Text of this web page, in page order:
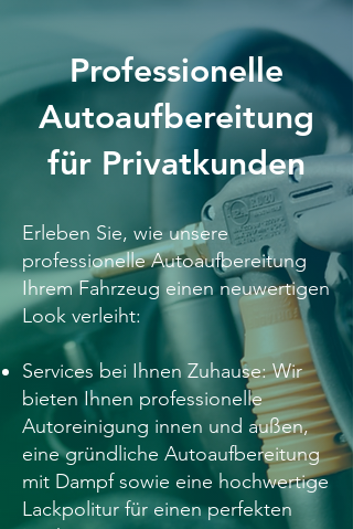
Professionelle
Autoaufbereitung
für Privatkunden
Erleben Sie, wie unsere
professionelle Autoaufbereitung
Ihrem Fahrzeug einen neuwertigen
Look verleiht:
Services bei Ihnen Zuhause: Wir
bieten Ihnen professionelle
Autoreinigung innen und außen,
eine gründliche Autoaufbereitung
mit Dampf sowie eine hochwertige
Lackpolitur für einen perfekten